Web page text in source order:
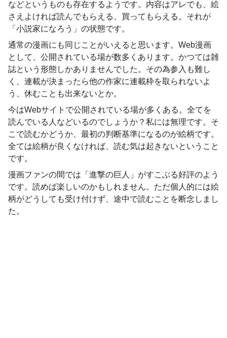
などというものも存在するようです。内容はアレでも、絵
さえよければ読んでもらえる、買ってもらえる。それが
「小説家になろう」の状態です。
通常の漫画にも同じことがいえると思います。Web漫画
として、公開されている場が数多くあります。かつては雑
誌という形態しかありませんでした。その為参入も難し
く、連載が決まったら他の作家に連載枠を取られないよ
う、休むことも出来ないとか。
今はWebサイトで公開されている場が多くある。全てを
読んでいる人などいるのでしょうか？私には無理です。そ
こで読むかどうか、最初の判断基準になるのが絵柄です。
全ては絵柄が良くなければ、読む気は起きないということ
です。
漫画ファンの間では「進撃の巨人」がすこぶる好評のよう
です。読めば楽しいのかもしれません。ただ個人的には絵
柄がどうしても受け付けず、途中で読むことを断念しまし
た。